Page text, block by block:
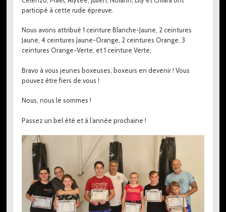
participé à cette rude épreuve.
Nous avons attribué 1 ceinture Blanche-Jaune, 2 ceintures
Jaune, 4 ceintures Jaune-Orange, 2 ceintures Orange, 3
ceintures Orange-Verte, et 1 ceinture Verte.
Bravo à vous jeunes boxeuses, boxeurs en devenir ! Vous
pouvez être fiers de vous !
Nous, nous le sommes !
Passez un bel été et à l’année prochaine !